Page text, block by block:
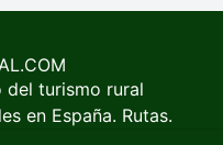
del turismo rural
en España. Rutas.